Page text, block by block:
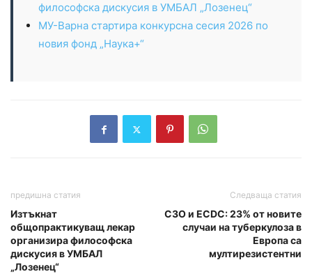
философска дискусия в УМБАЛ „Лозенец“
МУ-Варна стартира конкурсна сесия 2026 по
новия фонд „Наука+“
предишна статия
Изтъкнат
общопрактикуващ лекар
организира философска
дискусия в УМБАЛ
„Лозенец“
Следваща статия
СЗО и ECDC: 23% от новите
случаи на туберкулоза в
Европа са
мултирезистентни